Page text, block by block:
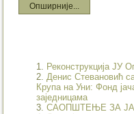
Опширније...
Реконструкција ЈУ
Денис Стевановић
Крупа на Уни: Фонд
заједницама
САОПШТЕЊЕ ЗА